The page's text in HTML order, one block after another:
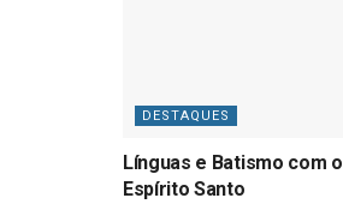
DESTAQUES
Línguas e Batismo com o
Espírito Santo